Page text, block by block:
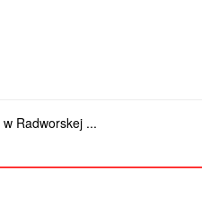
Radworskej ...